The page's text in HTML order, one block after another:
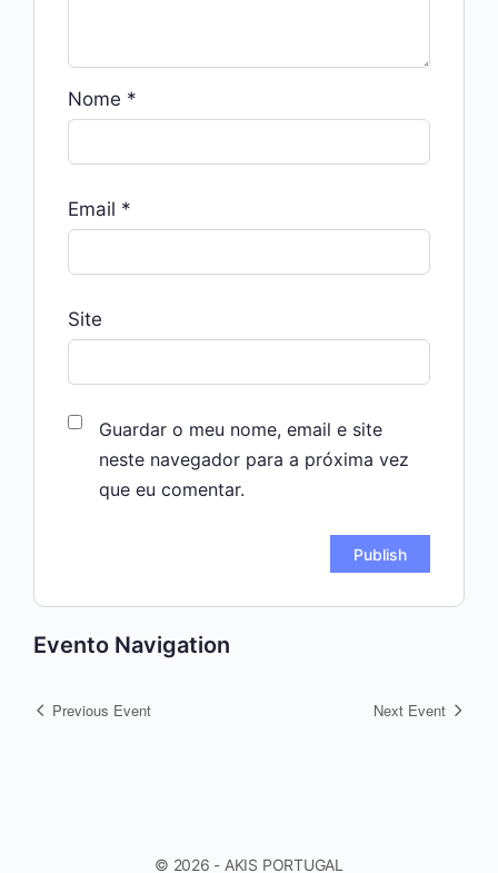
Nome *
Email *
Site
Guardar o meu nome, email e site
neste navegador para a próxima vez
que eu comentar.
Evento Navigation
Previous Event Next Event
© 2026 - AKIS PORTUGAL